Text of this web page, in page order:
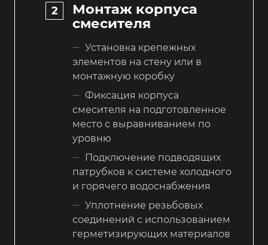
Монтаж корпуса
смесителя
Установка крепежных
элементов на стену или в
монтажную коробку
Фиксация корпуса
смесителя на подготовленное
место с выравниванием по
уровню
Подключение подводящих
патрубков к системе холодного
и горячего водоснабжения
Уплотнение резьбовых
соединений с использованием
герметизирующих материалов